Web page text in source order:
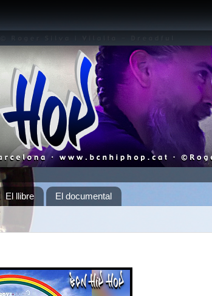
El llibre El documental